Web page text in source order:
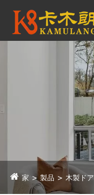
家 製品 木製ドア